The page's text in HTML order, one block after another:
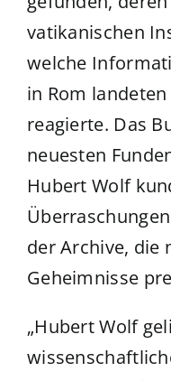
vatikanischen
welche
in Rom
reagierte. Das
neuesten
Hubert Wolf
der Archive, die
Geheimnisse
„Hubert Wolf